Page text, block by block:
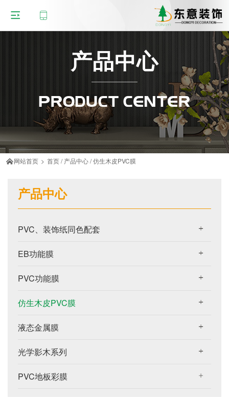
产品中心
PRODUCT CENTER
网站首页 > 首页/产品中心/仿生木皮PVC膜
产品中心
PVC、装饰纸同色配套
EB功能膜
PVC功能膜
仿生木皮PVC膜
液态金属膜
光学影木系列
PVC地板彩膜